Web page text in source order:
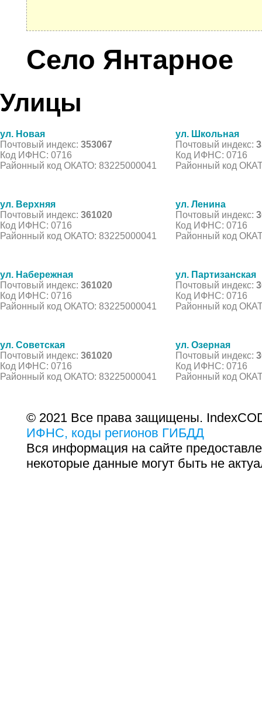
Село Янтарное
Улицы
ул. Новая
Почтовый индекс: 353067
Код ИФНС: 0716
Районный код ОКАТО: 83225000041
ул. Школьная
Почтовый индекс:
Код ИФНС: 0716
Районный код
ул. Верхняя
Почтовый индекс: 361020
Код ИФНС: 0716
Районный код ОКАТО: 83225000041
ул. Ленина
Почтовый индекс:
Код ИФНС: 0716
Районный код
ул. Набережная
Почтовый индекс: 361020
Код ИФНС: 0716
Районный код ОКАТО: 83225000041
ул. Партизанская
Почтовый индекс:
Код ИФНС: 0716
Районный код
ул. Советская
Почтовый индекс: 361020
Код ИФНС: 0716
Районный код ОКАТО: 83225000041
ул. Озерная
Почтовый индекс:
Код ИФНС: 0716
Районный код
© 2021 Все права защищены.
ИФНС, коды регионов ГИБДД
Вся информация на сайте
некоторые данные могут быть не